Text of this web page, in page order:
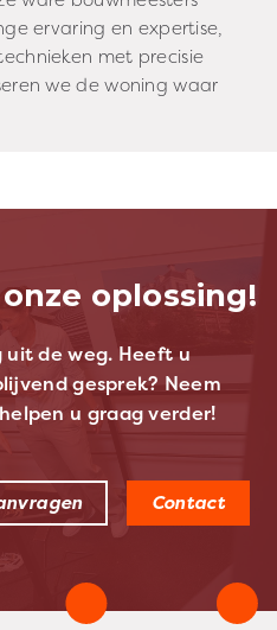
ervaring en expertise,
met precisie
we de woning waar
oplossing!
de weg. Heeft u
gesprek? Neem
u graag verder!
Contact